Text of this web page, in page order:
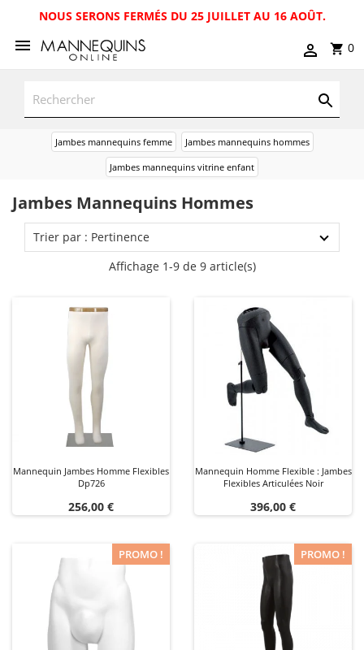
NOUS SERONS FERMÉS DU 25 JUILLET AU 16 AOÛT.
0
Jambes mannequins femme Jambes mannequins hommes
Jambes mannequins vitrine enfant
Jambes Mannequins Hommes
Trier par : Pertinence
Affichage 1-9 de 9 article(s)
Mannequin Jambes Homme Flexibles
Dp726
Prix
256,00 €
Mannequin Homme Flexible : Jambes
Flexibles Articulées Noir
Prix
396,00 €
PROMO ! PROMO !